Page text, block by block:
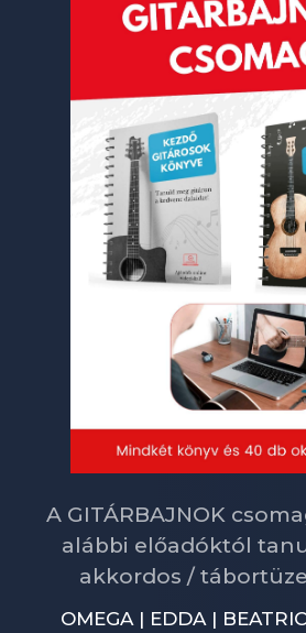
A GITÁRBAJNOK
alábbi előadóktól
akkordos /
OMEGA | EDDA |